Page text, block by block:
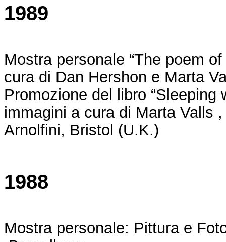
1989
Mostra personale “The poem
cura di Dan Hershon e Marta
Promozione del libro “Sleeping
immagini a cura di Marta Valls
Arnolfini, Bristol (U.K.)
1988
Mostra personale: Pittura e